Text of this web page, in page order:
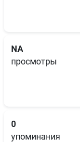
NA
просмотры
0
упоминания